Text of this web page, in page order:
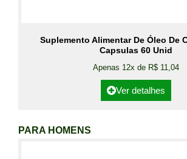
Suplemento Alimentar De Óleo De
Capsulas 60 Unid
Apenas 12x de R$ 11,04
Ver detalhes
PARA HOMENS